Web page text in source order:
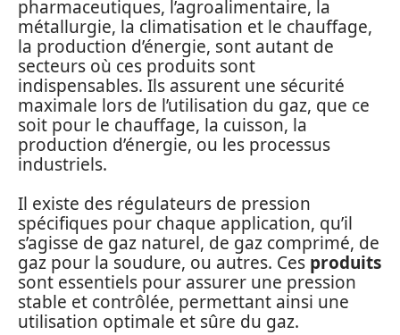
pharmaceutiques, l’agroalimentaire, la
métallurgie, la climatisation et le chauffage,
la production d’énergie, sont autant de
secteurs où ces produits sont
indispensables. Ils assurent une sécurité
maximale lors de l’utilisation du gaz, que ce
soit pour le chauffage, la cuisson, la
production d’énergie, ou les processus
industriels.
Il existe des régulateurs de pression
spécifiques pour chaque application, qu’il
s’agisse de gaz naturel, de gaz comprimé, de
gaz pour la soudure, ou autres. Ces produits
sont essentiels pour assurer une pression
stable et contrôlée, permettant ainsi une
utilisation optimale et sûre du gaz.